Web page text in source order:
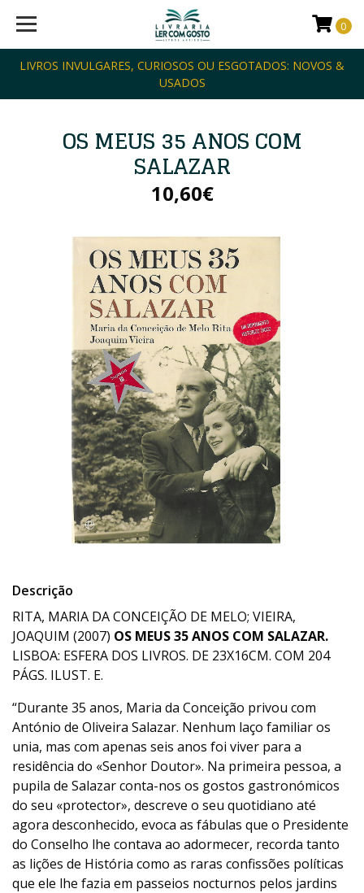
LIVROS INVULGARES, CURIOSOS OU ESGOTADOS: NOVOS &
USADOS
0
OS MEUS 35 ANOS COM
SALAZAR
10,60€
Descrição
RITA, MARIA DA CONCEIÇÃO DE MELO; VIEIRA,
JOAQUIM (2007) OS MEUS 35 ANOS COM SALAZAR.
LISBOA: ESFERA DOS LIVROS. DE 23X16CM. COM 204
PÁGS. ILUST. E.
“Durante 35 anos, Maria da Conceição privou com
António de Oliveira Salazar. Nenhum laço familiar os
unia, mas com apenas seis anos foi viver para a
residência do «Senhor Doutor». Na primeira pessoa, a
pupila de Salazar conta-nos os gostos gastronómicos
do seu «protector», descreve o seu quotidiano até
agora desconhecido, evoca as fábulas que o Presidente
do Conselho lhe contava ao adormecer, recorda tanto
as lições de História como as raras confissões políticas
que ele lhe fazia em passeios nocturnos pelos jardins